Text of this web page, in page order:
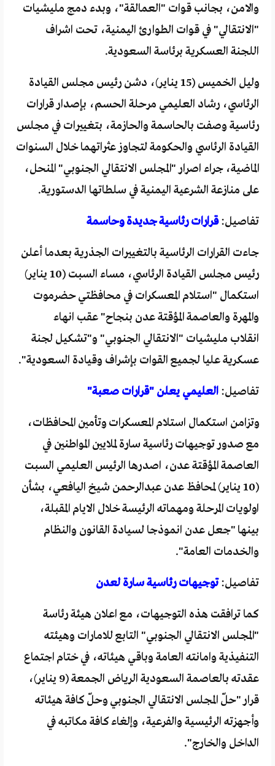
والامن، بجانب قوات "العمالقة"، وبدء دمج مليشيات
"الانتقالي" في قوات الطوارئ اليمنية، تحت اشراف
اللجنة العسكرية برئاسة السعودية.
وليل الخميس (15 يناير)، دشن رئيس مجلس القيادة
الرئاسي، رشاد العليمي مرحلة الحسم، بإصدار قرارات
رئاسية وصفت بالحاسمة والحازمة، بتغييرات في مجلس
القيادة الرئاسي والحكومة لتجاوز عثراتهما خلال السنوات
الماضية، جراء اصرار "المجلس الانتقالي الجنوبي" المنحل،
على منازعة الشرعية اليمنية في سلطاتها الدستورية.
تفاصيل:قرارات رئاسية جديدة وحاسمة
جاءت القرارات الرئاسية بالتغييرات الجذرية بعدما أعلن
رئيس مجلس القيادة الرئاسي، مساء السبت (10 يناير)
استكمال "استلام المعسكرات في محافظتي حضرموت
والمهرة والعاصمة المؤقتة عدن بنجاح" عقب انهاء
انقلاب مليشيات "الانتقالي الجنوبي" و"تشكيل لجنة
عسكرية عليا لجميع القوات بإشراف وقيادة السعودية".
تفاصيل: العليمي يعلن "قرارات صعبة"
وتزامن استكمال استلام المعسكرات وتأمين المحافظات،
مع صدور توجيهات رئاسية سارة لملايين المواطنين في
العاصمة المؤقتة عدن، اصدرها الرئيس العليمي السبت
(10 يناير) لمحافظ عدن عبدالرحمن شيخ اليافعي، بشأن
اولويات المرحلة ومهماته الرئيسة خلال الايام المقبلة،
بينها "جعل عدن انموذجا لسيادة القانون والنظام
والخدمات العامة".
تفاصيل:توجيهات رئاسية سارة لعدن
كما ترافقت هذه التوجيهات، مع اعلان هيئة رئاسة
"المجلس الانتقالي الجنوبي" التابع للامارات وهيئته
التنفيذية وامانته العامة وباقي هيئاته، في ختام اجتماع
عقدته بالعاصمة السعودية الرياض الجمعة (9 يناير)،
قرار "حلّ المجلس الانتقالي الجنوبي وحلّ كافة هيئاته
وأجهزته الرئيسية والفرعية، وإلغاء كافة مكاتبه في
الداخل والخارج".